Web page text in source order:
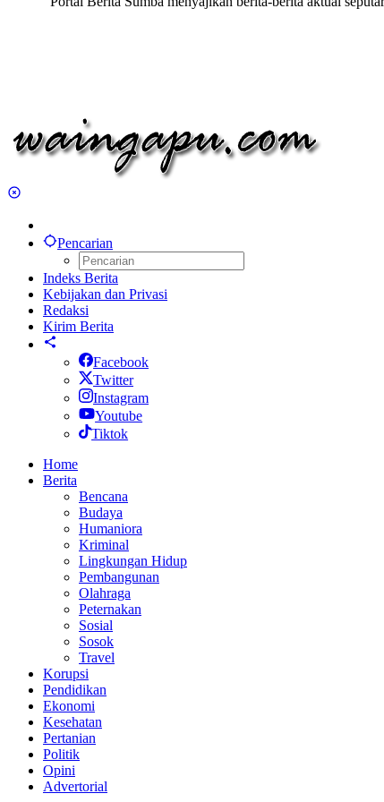
Pencarian
Indeks Berita
Kebijakan dan Privasi
Redaksi
Kirim Berita
Facebook
Twitter
Instagram
Youtube
Tiktok
Home
Berita
Bencana
Budaya
Humaniora
Kriminal
Lingkungan Hidup
Pembangunan
Olahraga
Peternakan
Sosial
Sosok
Travel
Korupsi
Pendidikan
Ekonomi
Kesehatan
Pertanian
Politik
Opini
Advertorial